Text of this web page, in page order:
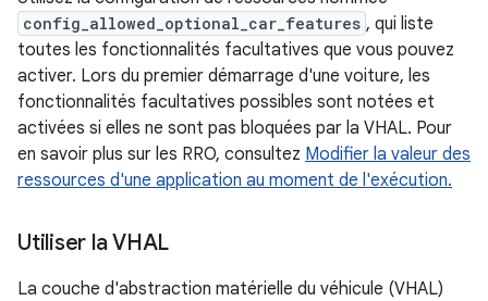
config_allowed_optional_car_features , qui liste
toutes les fonctionnalités facultatives que vous pouvez
activer. Lors du premier démarrage d'une voiture, les
fonctionnalités facultatives possibles sont notées et
activées si elles ne sont pas bloquées par la VHAL. Pour
en savoir plus sur les RRO, consultez Modifier la valeur des
ressources d'une application au moment de l'exécution.
Utiliser la VHAL
La couche d'abstraction matérielle du véhicule (VHAL)